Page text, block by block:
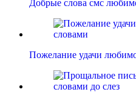
Добрые слова смс
Пожелание удачи